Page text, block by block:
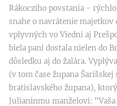
Rákocziho povstania -
snahe o navrátenie majetkov
vplyvných vo Viedni aj
biela pani dostala nielen do
dôsledku aj do žalára.
(v tom čase župana
bratislavského župana),
Julianinmu manželovi: "Vaša